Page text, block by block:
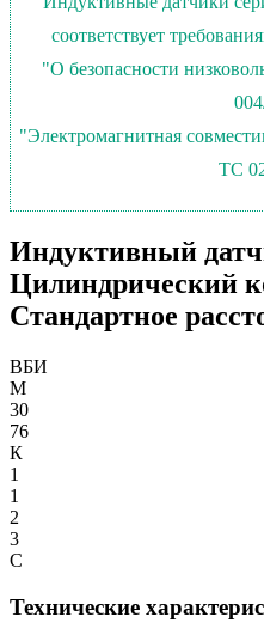
соответствует
"О безопасности
"Электромагнитная
ТС
Индуктивный
Цилиндрический
Стандартное
ВБИ
М
30
76
К
1
1
2
3
С
Технические